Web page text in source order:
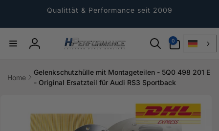
Qualittät & Performance seit 2009
Einloggen
0
Artikel
Home
Gelenkschutzhülle mit Montageteilen - 5Q0 498 201 E
- Original Ersatzteil für Audi RS3 Sportback